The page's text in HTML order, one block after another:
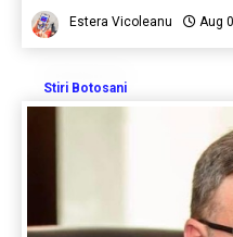
Estera Vicoleanu Aug
Stiri Botosani